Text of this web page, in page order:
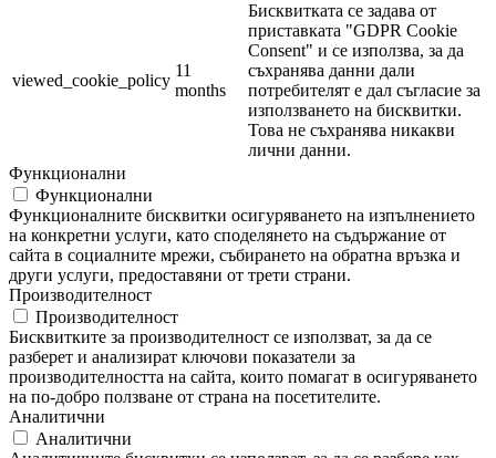
viewed_cookie_policy
11
months
Бисквитката се задава от
приставката "GDPR Cookie
Consent" и се използва, за да
съхранява данни дали
потребителят е дал съгласие за
използването на бисквитки.
Това не съхранява никакви
лични данни.
Функционални
Функционални
Функционалните бисквитки осигуряването на изпълнението
на конкретни услуги, като споделянето на съдържание от
сайта в социалните мрежи, събирането на обратна връзка и
други услуги, предоставяни от трети страни.
Производителност
Производителност
Бисквитките за производителност се използват, за да се
разберет и анализират ключови показатели за
производителността на сайта, които помагат в осигуряването
на по-добро ползване от страна на посетителите.
Аналитични
Аналитични